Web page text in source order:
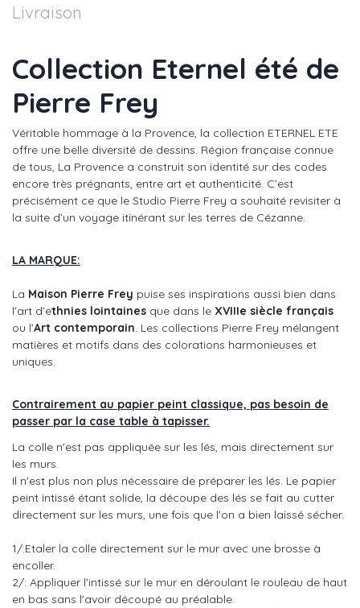
Livraison
Collection Eternel été de
Pierre Frey
Véritable hommage à la Provence, la collection ETERNEL ETE
offre une belle diversité de dessins. Région française connue
de tous, La Provence a construit son identité sur des codes
encore très prégnants, entre art et authenticité. C’est
précisément ce que le Studio Pierre Frey a souhaité revisiter à
la suite d’un voyage itinérant sur les terres de Cézanne.
LA MARQUE:
La Maison Pierre Frey puise ses inspirations aussi bien dans
l’art d’ethnies lointaines que dans le XVIIIe siècle français
ou l’Art contemporain. Les collections Pierre Frey mélangent
matières et motifs dans des colorations harmonieuses et
uniques.
Contrairement au papier peint classique, pas besoin de
passer par la case table à tapisser.
La colle n'est pas appliquée sur les lés, mais directement sur
les murs.
Il n'est plus non plus nécessaire de préparer les lés. Le papier
peint intissé étant solide, la découpe des lés se fait au cutter
directement sur les murs, une fois que l'on a bien laissé sécher.
1/:Etaler la colle directement sur le mur avec une brosse à
encoller.
2/: Appliquer l'intissé sur le mur en déroulant le rouleau de haut
en bas sans l'avoir découpé au préalable.